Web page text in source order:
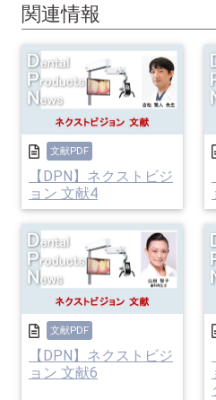
関連情報
文献PDF
【DPN】ネクストビジ
ョン 文献4
文献PDF
【DPN】ネクストビジ
ョン 文献6